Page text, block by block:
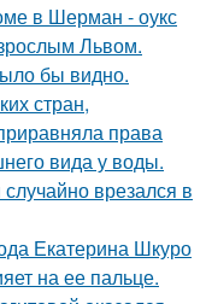
в Шерман - оукс
Львом.
бы видно.
стран,
права
вида у воды.
врезался в
Екатерина Шкуро
на ее пальце.